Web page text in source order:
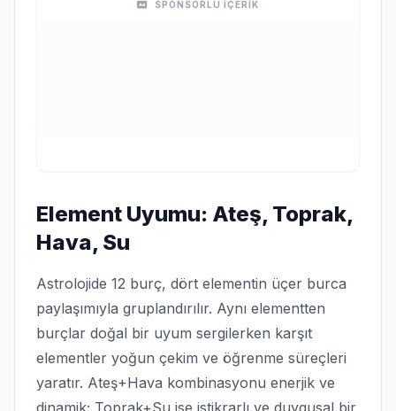
SPONSORLU İÇERİK
Element Uyumu: Ateş, Toprak,
Hava, Su
Astrolojide 12 burç, dört elementin üçer burca
paylaşımıyla gruplandırılır. Aynı elementten
burçlar doğal bir uyum sergilerken karşıt
elementler yoğun çekim ve öğrenme süreçleri
yaratır. Ateş+Hava kombinasyonu enerjik ve
dinamik; Toprak+Su ise istikrarlı ve duygusal bir